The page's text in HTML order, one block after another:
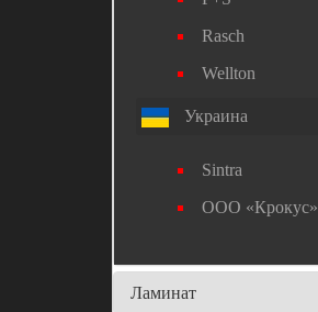
Rasch
Wellton
Украина
Sintra
ООО «Крокус»
Ламинат